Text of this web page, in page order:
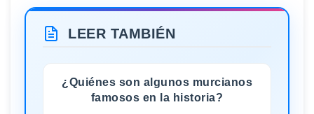
LEER TAMBIÉN
¿Quiénes son algunos murcianos
famosos en la historia?